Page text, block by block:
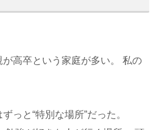
高卒という家庭が多い。 私の
っと“特別な場所”だった。